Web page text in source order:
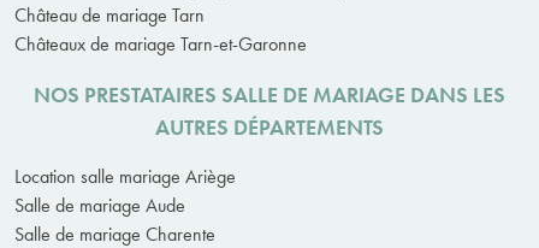
Château de mariage Tarn
Châteaux de mariage Tarn-et-Garonne
NOS PRESTATAIRES SALLE DE MARIAGE DANS LES
AUTRES DÉPARTEMENTS
Location salle mariage Ariège
Salle de mariage Aude
Salle de mariage Charente